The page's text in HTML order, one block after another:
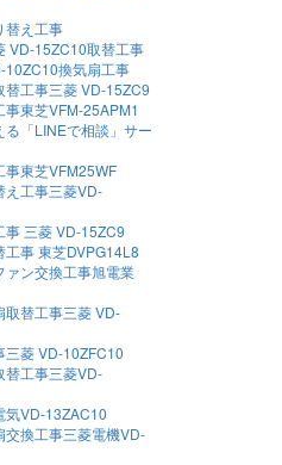
替え工事
VD-15ZC10取替工事
10ZC10換気扇工事
工事三菱 VD-15ZC9
東芝VFM-25APM1
「LINEで相談」サー
東芝VFM25WF
え工事三菱VD-
三菱 VD-15ZC9
事 東芝DVPG14L8
ン交換工事旭電業
替工事三菱 VD-
三菱 VD-10ZFC10
替工事三菱VD-
気VD-13ZAC10
換工事三菱電機VD-